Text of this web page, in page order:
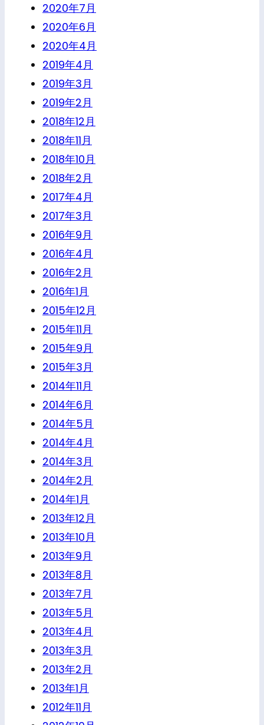
2020年7月
2020年6月
2020年4月
2019年4月
2019年3月
2019年2月
2018年12月
2018年11月
2018年10月
2018年2月
2017年4月
2017年3月
2016年9月
2016年4月
2016年2月
2016年1月
2015年12月
2015年11月
2015年9月
2015年3月
2014年11月
2014年6月
2014年5月
2014年4月
2014年3月
2014年2月
2014年1月
2013年12月
2013年10月
2013年9月
2013年8月
2013年7月
2013年5月
2013年4月
2013年3月
2013年2月
2013年1月
2012年11月